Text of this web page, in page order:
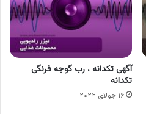
آگهی تکدانه ، رب گوجه فرنگی
تکدانه
۱۶ جولای ۲۰۲۲